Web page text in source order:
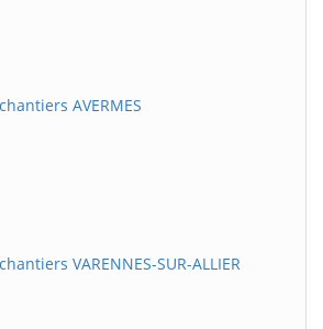
AVERMES
VARENNES-SUR-ALLIER